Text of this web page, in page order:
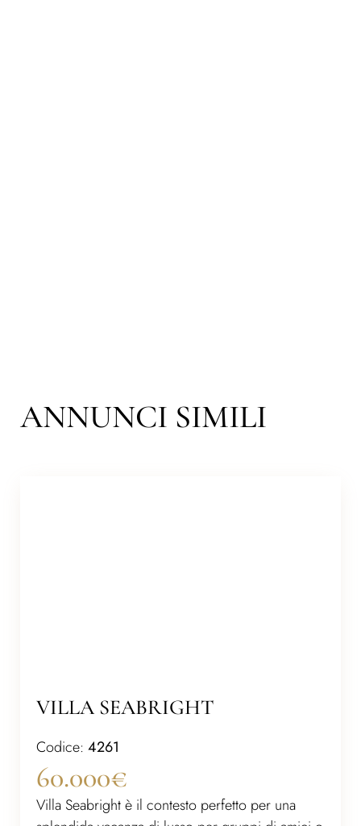
ANNUNCI SIMILI
VILLA SEABRIGHT
Codice: 4261
60.000€
Villa Seabright è il contesto perfetto per una